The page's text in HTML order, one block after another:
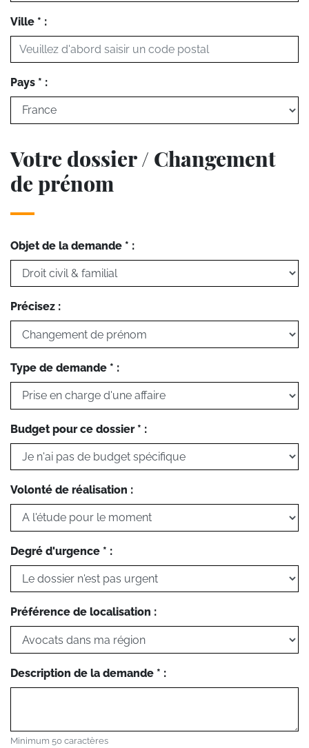
Ville * :
Pays * :
Votre dossier / Changement
de prénom
Objet de la demande * :
Précisez :
Type de demande * :
Budget pour ce dossier * :
Volonté de réalisation :
Degré d'urgence * :
Préférence de localisation :
Description de la demande * :
Minimum 50 caractères